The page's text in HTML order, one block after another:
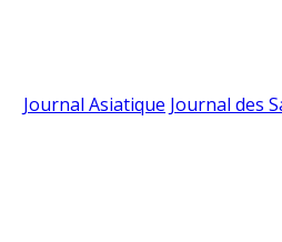
Journal Asiatique Journal des